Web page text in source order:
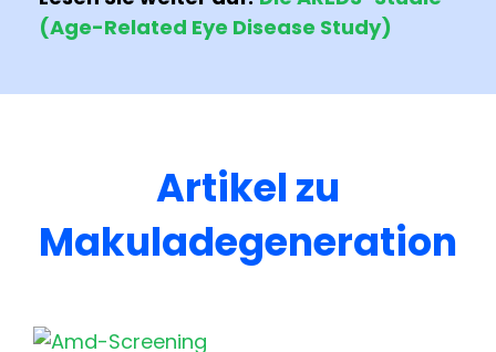
(Age-Related Eye Disease Study)
Artikel zu
Makuladegeneration